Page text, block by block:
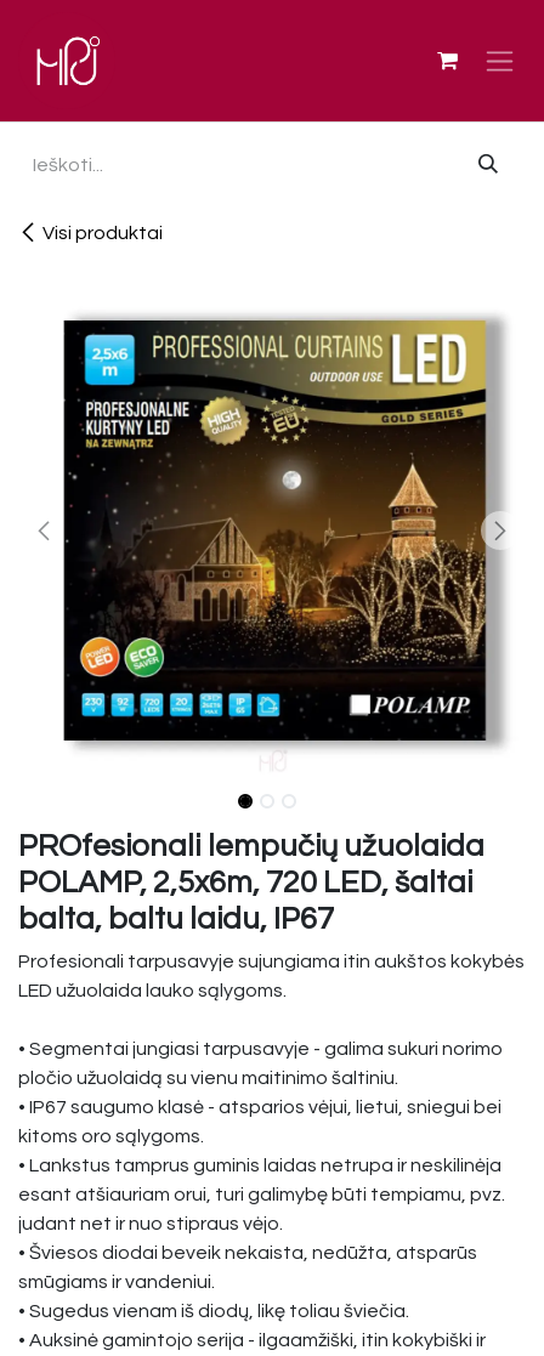
Visi produktai
PROfesionali lempučių užuolaida
POLAMP, 2,5x6m, 720 LED, šaltai
balta, baltu laidu, IP67
Profesionali tarpusavyje sujungiama itin aukštos kokybės
LED užuolaida lauko sąlygoms.
• Segmentai jungiasi tarpusavyje - galima sukuri norimo
pločio užuolaidą su vienu maitinimo šaltiniu.
• IP67 saugumo klasė - atsparios vėjui, lietui, sniegui bei
kitoms oro sąlygoms.
• Lankstus tamprus guminis laidas netrupa ir neskilinėja
esant atšiauriam orui, turi galimybę būti tempiamu, pvz.
judant net ir nuo stipraus vėjo.
• Šviesos diodai beveik nekaista, nedūžta, atsparūs
smūgiams ir vandeniui.
• Sugedus vienam iš diodų, likę toliau šviečia.
• Auksinė gamintojo serija - ilgaamžiški, itin kokybiški ir